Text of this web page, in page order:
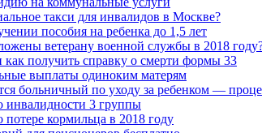
такси для инвалидов в Москве?
пособия на ребенка до 1,5 лет
ветерану военной службы в 2018
как получить справку о смерти формы 33
выплаты одиноким матерям
больничный по уходу за ребенком —
инвалидности 3 группы
потере кормильца в 2018 году